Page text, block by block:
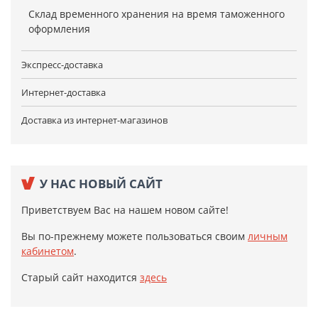
Склад временного хранения на время таможенного
оформления
Экспресс-доставка
Интернет-доставка
Доставка из интернет-магазинов
У НАС НОВЫЙ САЙТ
Приветствуем Вас на нашем новом сайте!
Вы по-прежнему можете пользоваться своим личным
кабинетом.
Старый сайт находится здесь